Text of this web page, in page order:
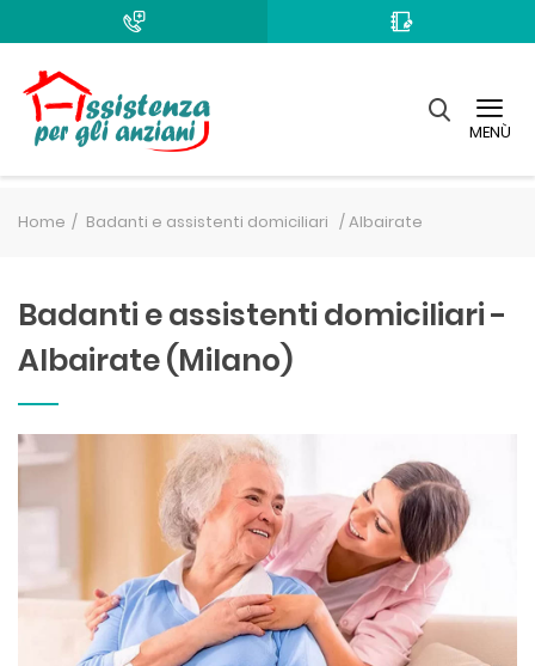
MENÙ
Home Badanti e assistenti domiciliari /Albairate
Badanti e assistenti domiciliari -
Albairate (Milano)